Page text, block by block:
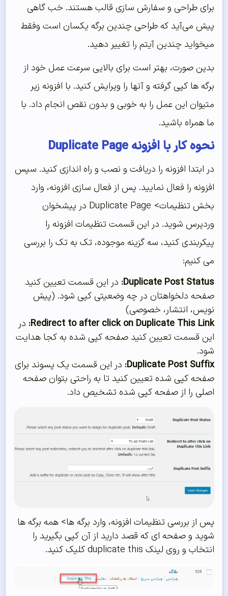
برای طراحی و سفارش سازی قالب هستند. خب گاهی
پیش می‌آید که طراحی چندین برگه یکسان است وفقط
میخواید چندین آیتم را تغییر دهید.
بدین صورت، بهتر است برای بالایی سرعت عمل خود از
برگه ها کپی گرفته و آنها را ویرایش کنید. با افزونه زیر
متیوان این عمل را به خوبی و بدون نقص انجام داد. با
ما همراه باشید.
نحوه کار با افزونه Duplicate Page
در ابتدا افزونه را دریافت و نصب و راه اندازی کنید. سپس
افزونه را فعال نمایید. پس از فعال سازی افزونه، وارد
بخش تنظیمات> Duplicate Page در پیشخوان
وردپرس شوید. در این قسمت تنظیمات افزونه را
پیکربندی کنید، سه گزینه موجوده، تک به تک را بررسی
می کنیم:
Duplicate Post Status: در این قسمت تعیین کنید
صفحه دلخواهتان در چه وضعیتی کپی شود. (پیش
نویس، انتشار، خصوصی)
Redirect to after click on Duplicate This Link: در
این قسمت تعیین کنید صفحه کپی شده به کجا هدایت
شود.
Duplicate Post Suffix: در این قسمت یک پسوند برای
صفحه کپی شده تعیین کنید تا به راحتی بتوان صفحه
اصلی را از صفحه کپی شده تشخیص داد.
پس از بررسی تنظیمات افزونه، وارد برگه ها> همه برگه ها
شوید و صفحه ای که قصد دارید از آن کپی بگیرید را
انتخاب و روی لینک duplicate this کلیک کنید.